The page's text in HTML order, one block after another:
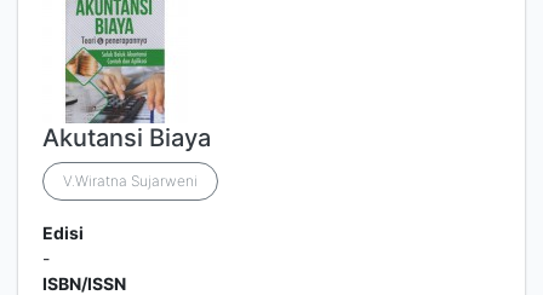
Akutansi Biaya
V.Wiratna Sujarweni
Edisi
-
ISBN/ISSN